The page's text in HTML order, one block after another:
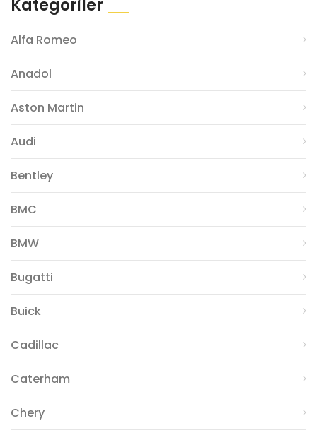
Kategoriler
Alfa Romeo
Anadol
Aston Martin
Audi
Bentley
BMC
BMW
Bugatti
Buick
Cadillac
Caterham
Chery